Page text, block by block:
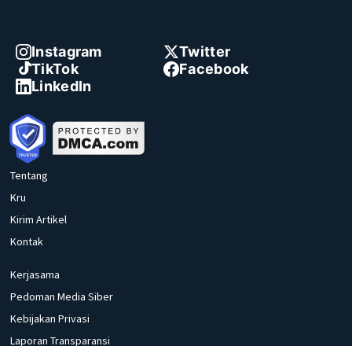
Instagram
Twitter
TikTok
Facebook
LinkedIn
Tentang
Kru
Kirim Artikel
Kontak
Kerjasama
Pedoman Media Siber
Kebijakan Privasi
Laporan Transparansi